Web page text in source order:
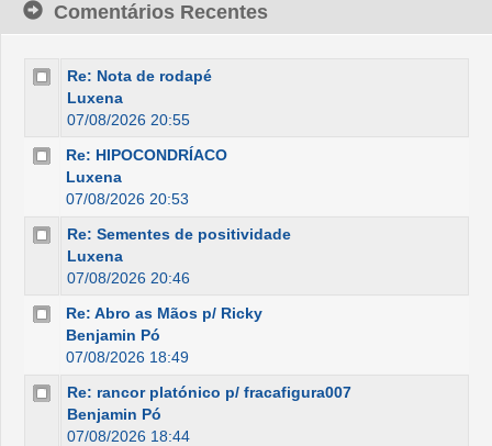
Comentários Recentes
Re: Nota de rodapé
Luxena
07/08/2026 20:55
Re: HIPOCONDRÍACO
Luxena
07/08/2026 20:53
Re: Sementes de positividade
Luxena
07/08/2026 20:46
Re: Abro as Mãos p/ Ricky
Benjamin Pó
07/08/2026 18:49
Re: rancor platónico p/ fracafigura007
Benjamin Pó
07/08/2026 18:44